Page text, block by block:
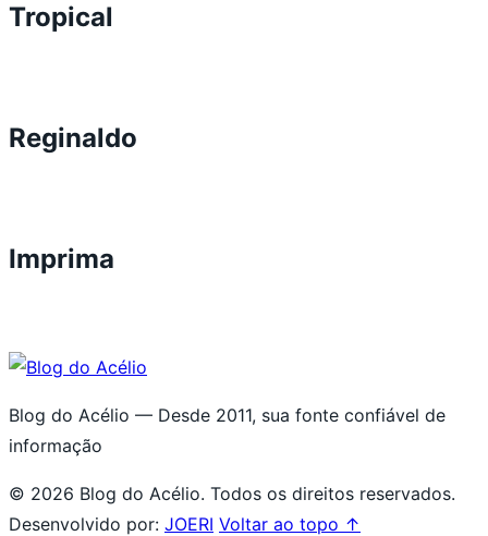
Tropical
Reginaldo
Imprima
Blog do Acélio — Desde 2011, sua fonte confiável de
informação
© 2026 Blog do Acélio. Todos os direitos reservados.
Desenvolvido por: JOERI Voltar ao topo ↑